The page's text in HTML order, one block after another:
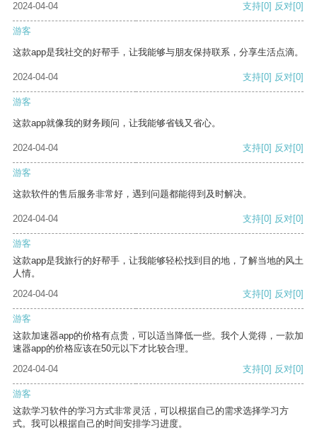
2024-04-04 支持[0] 反对[0]
游客
这款app是我社交的好帮手，让我能够与朋友保持联系，分享生活点滴。
2024-04-04 支持[0] 反对[0]
游客
这款app就像我的财务顾问，让我能够省钱又省心。
2024-04-04 支持[0] 反对[0]
游客
这款软件的售后服务非常好，遇到问题都能得到及时解决。
2024-04-04 支持[0] 反对[0]
游客
这款app是我旅行的好帮手，让我能够轻松找到目的地，了解当地的风土
人情。
2024-04-04
支持[0] 反对[0]
游客
这款加速器app的价格有点贵，可以适当降低一些。我个人觉得，一款加
速器app的价格应该在50元以下才比较合理。
2024-04-04
支持[0] 反对[0]
游客
这款学习软件的学习方式非常灵活，可以根据自己的需求选择学习方
式。我可以根据自己的时间安排学习进度。